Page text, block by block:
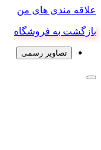
علاقه مندی های من
بازگشت به فروشگاه
تصاویر رسمی